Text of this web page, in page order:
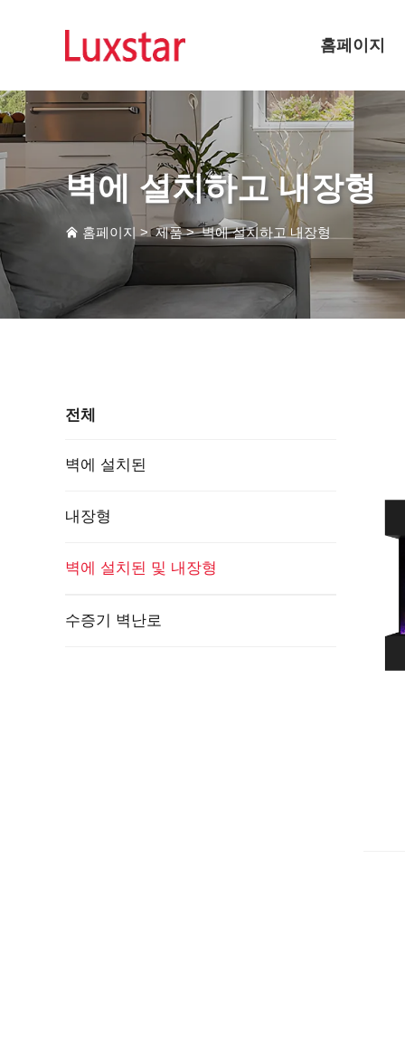
홈페이지
벽에 설치하고 내장형
홈페이지 >제품>벽에 설치하고 내장형
전체
벽에 설치된
내장형
벽에 설치된 및 내장형
수증기 벽난로